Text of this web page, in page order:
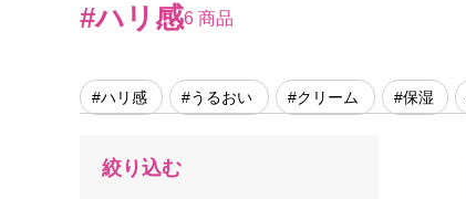
#ハリ感6 商品
#ハリ感 #うるおい #クリーム #保湿
絞り込む